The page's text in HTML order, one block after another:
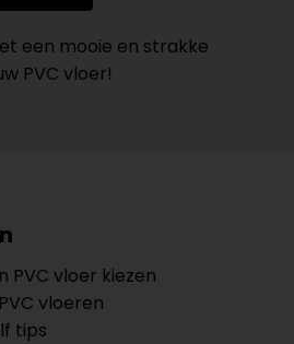
een mooie en strakke
PVC vloer!
PVC vloer kiezen
vloeren
tips